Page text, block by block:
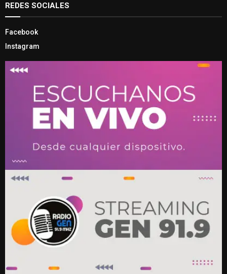
REDES SOCIALES
Facebook
Instagram